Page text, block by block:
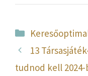
Kategória
13
tudnod kell